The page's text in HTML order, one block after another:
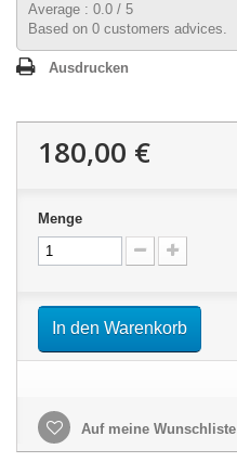
Average : 0.0 / 5
Based on 0 customers advices.
Ausdrucken
180,00 €
Menge
In den Warenkorb
Auf meine Wunschliste